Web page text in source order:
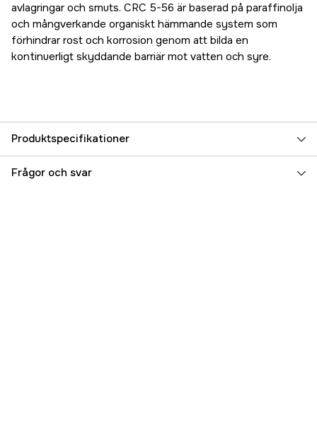
avlagringar och smuts. CRC 5-56 är baserad på paraffinolja
och mångverkande organiskt hämmande system som
förhindrar rost och korrosion genom att bilda en
kontinuerligt skyddande barriär mot vatten och syre.
Produktspecifikationer
Referensnummer 3000002392
Frågor och svar